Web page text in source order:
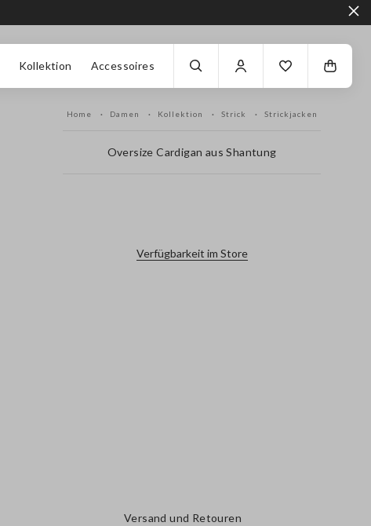
Kollektion Accessoires
Home Damen Kollektion Strick Strickjacken
Oversize Cardigan aus Shantung
Verfügbarkeit im Store
Versand und Retouren